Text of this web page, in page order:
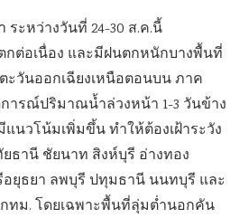
ะหว่างวันที่ 24-30 ส.ค.นี้
กต่อเนื่อง และมีฝนตกหนักบางพื้นที่
วันออกเฉียงเหนือตอนบน ภาค
ารณ์ปริมาณน้ำล่วงหน้า 1-3 วันข้าง
นวโน้มเพิ่มขึ้น ทำให้ต้องเฝ้าระวัง
ธานี ชัยนาท สิงห์บุรี อ่างทอง
ยุธยา ลพบุรี ปทุมธานี นนทบุรี และ
ทม. โดยเฉพาะพื้นที่ลุ่มต่ำนอกคัน